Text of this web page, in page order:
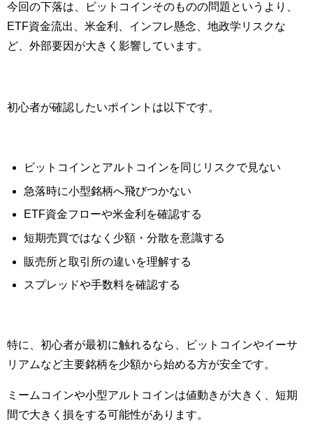
今回の下落は、ビットコインそのものの問題というより、
ETF資金流出、米金利、インフレ懸念、地政学リスクな
ど、外部要因が大きく影響しています。
初心者が確認したいポイントは以下です。
ビットコインとアルトコインを同じリスクで見ない
急落時に小型銘柄へ飛びつかない
ETF資金フローや米金利を確認する
短期売買ではなく少額・分散を意識する
販売所と取引所の違いを理解する
スプレッドや手数料を確認する
特に、初心者が最初に触れるなら、ビットコインやイーサ
リアムなど主要銘柄を少額から始める方が安全です。
ミームコインや小型アルトコインは値動きが大きく、短期
間で大きく損をする可能性があります。